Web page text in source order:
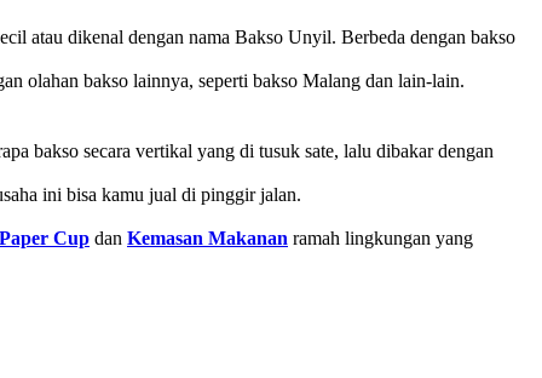
atau dikenal dengan nama Bakso Unyil. Berbeda dengan bakso
olahan bakso lainnya, seperti bakso Malang dan lain-lain.
bakso secara vertikal yang di tusuk sate, lalu dibakar dengan
ini bisa kamu jual di pinggir jalan.
Paper Cup dan Kemasan Makanan ramah lingkungan yang